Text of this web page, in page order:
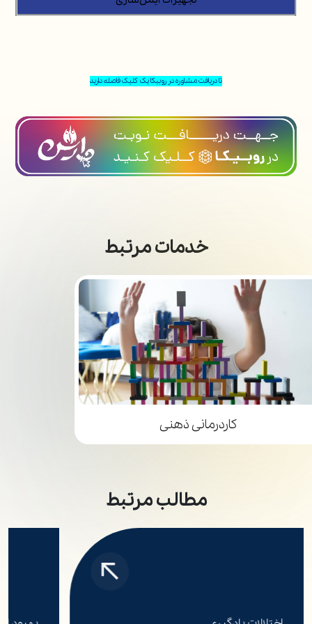
تا دریافت مشاوره در روبیکا یک کلیک فاصله دارید
خدمات مرتبط
ماساژ درمانی
مطالب مرتبط